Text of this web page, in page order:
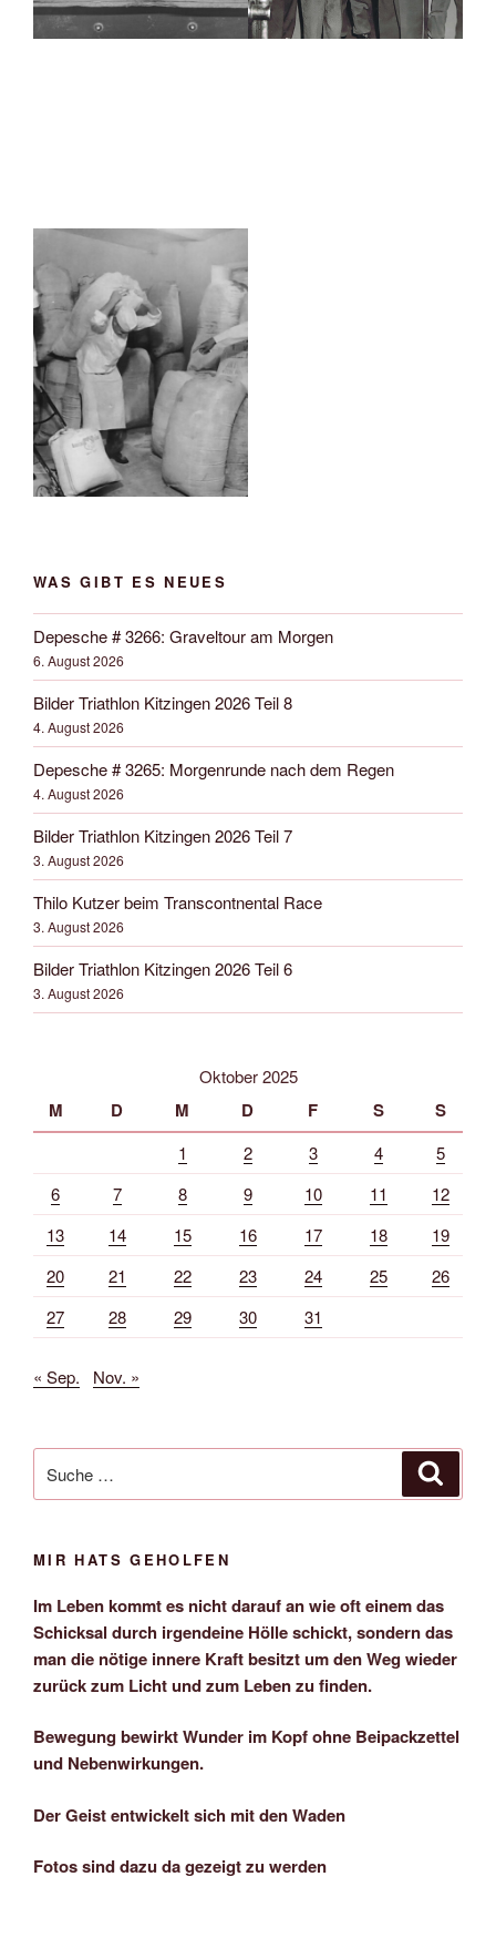
WAS GIBT ES NEUES
Depesche # 3266: Graveltour am Morgen
6. August 2026
Bilder Triathlon Kitzingen 2026 Teil 8
4. August 2026
Depesche # 3265: Morgenrunde nach dem Regen
4. August 2026
Bilder Triathlon Kitzingen 2026 Teil 7
3. August 2026
Thilo Kutzer beim Transcontnental Race
3. August 2026
Bilder Triathlon Kitzingen 2026 Teil 6
3. August 2026
Oktober 2025
M D M D F S S
1 2 3 4
5
6
7 8 9 10 11
12
13
14 15 16 17 18
19
20
21 22 23 24 25
26
27
28 29 30 31
« Sep. Nov. »
nach:
MIR HATS GEHOLFEN
Im Leben kommt es nicht darauf an wie oft einem das
Schicksal durch irgendeine Hölle schickt, sondern das
man die nötige innere Kraft besitzt um den Weg wieder
zurück zum Licht und zum Leben zu finden.
Bewegung bewirkt Wunder im Kopf ohne Beipackzettel
und Nebenwirkungen.
Der Geist entwickelt sich mit den Waden
Fotos sind dazu da gezeigt zu werden